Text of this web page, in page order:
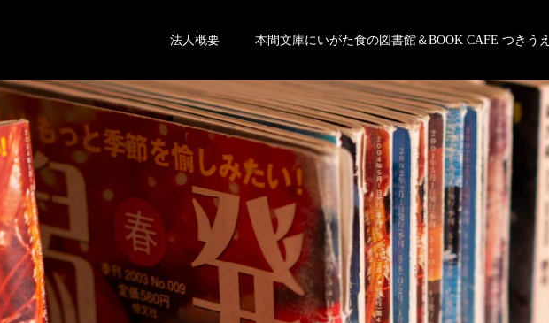
法人概要 本間文庫にいがた食の図書館＆BOOK CAFE つきうえ